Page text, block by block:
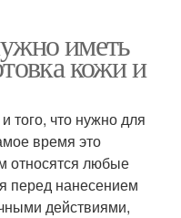
иметь
кожи и
того, что нужно для
время это
относятся любые
перед нанесением
действиями,